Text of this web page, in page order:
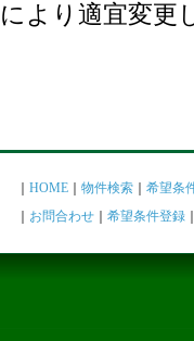
により適宜変更
HOME 物件検索 希望条
お問合わせ 希望条件登録